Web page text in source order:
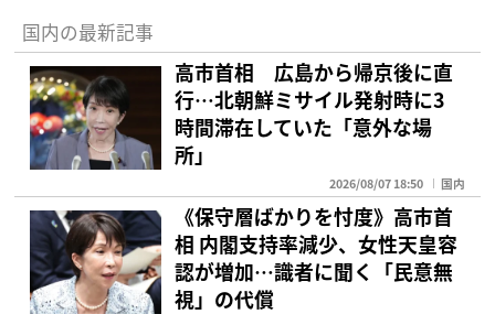
国内の最新記事
高市首相 広島から帰京後に直
行…北朝鮮ミサイル発射時に3
時間滞在していた「意外な場
所」
2026/08/07 18:50 国内
《保守層ばかりを忖度》高市首
相 内閣支持率減少、女性天皇容
認が増加…識者に聞く「民意無
視」の代償